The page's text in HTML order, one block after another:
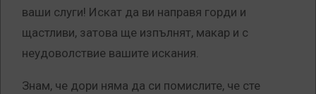
ваши слуги! Искат да ви направя горди и
щастливи, затова ще изпълнят, макар и с
неудоволствие вашите искания.
Знам, че дори няма да си помислите, че сте